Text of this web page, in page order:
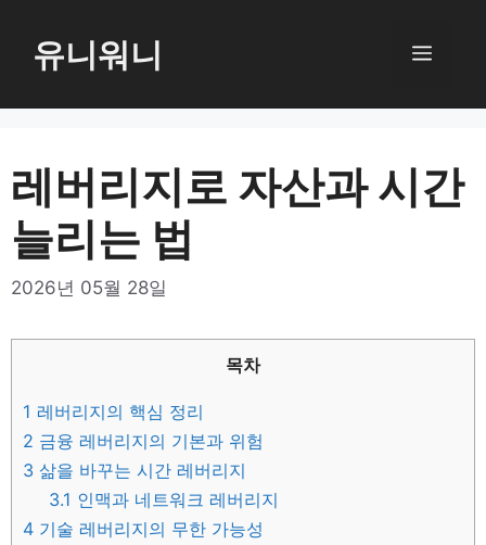
로
너
뛰
유니워니 메
레버리지로 자산과 시간
늘리는 법
2026년 05월 28일
목차
1 레버리지의 핵심 정리
2 금융 레버리지의 기본과 위험
3 삶을 바꾸는 시간 레버리지
3.1 인맥과 네트워크 레버리지
4 기술 레버리지의 무한 가능성